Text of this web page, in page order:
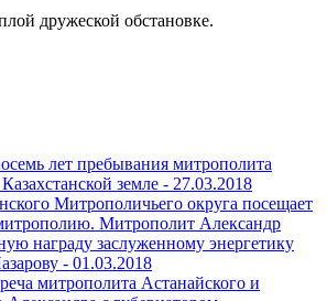
дружеской обстановке.
лет пребывания митрополита
земле - 27.03.2018
Митрополичьего округа посещает
Митрополит Александр
награду заслуженному энергетику
- 01.03.2018
митрополита Астанайского и